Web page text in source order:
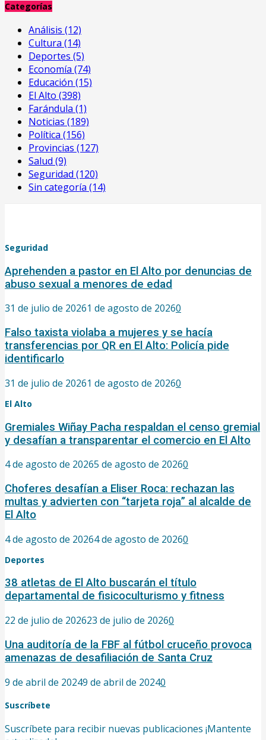
Categorías
Análisis (12)
Cultura (14)
Deportes (5)
Economía (74)
Educación (15)
El Alto (398)
Farándula (1)
Noticias (189)
Política (156)
Provincias (127)
Salud (9)
Seguridad (120)
Sin categoría (14)
Seguridad
Aprehenden a pastor en El Alto por denuncias de
abuso sexual a menores de edad
31 de julio de 20261 de agosto de 20260
Falso taxista violaba a mujeres y se hacía
transferencias por QR en El Alto: Policía pide
identificarlo
31 de julio de 20261 de agosto de 20260
El Alto
Gremiales Wiñay Pacha respaldan el censo gremial
y desafían a transparentar el comercio en El Alto
4 de agosto de 20265 de agosto de 20260
Choferes desafían a Eliser Roca: rechazan las
multas y advierten con “tarjeta roja” al alcalde de
El Alto
4 de agosto de 20264 de agosto de 20260
Deportes
38 atletas de El Alto buscarán el título
departamental de fisicoculturismo y fitness
22 de julio de 202623 de julio de 20260
Una auditoría de la FBF al fútbol cruceño provoca
amenazas de desafiliación de Santa Cruz
9 de abril de 20249 de abril de 20240
Suscríbete
Suscríbete para recibir nuevas publicaciones ¡Mantente